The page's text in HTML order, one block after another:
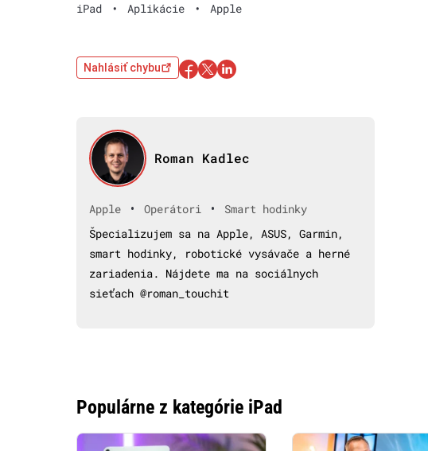
iPad • Aplikácie • Apple
Nahlásiť chybu
Roman Kadlec
Apple • Operátori •
Smart hodinky
Špecializujem sa na Apple, ASUS, Garmin,
smart hodinky, robotické vysávače a herné
zariadenia. Nájdete ma na sociálnych
sieťach @roman_touchit
Populárne z kategórie iPad